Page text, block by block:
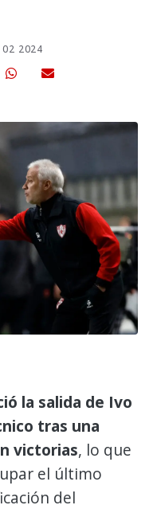
02 2024
la salida de Ivo
tras una
victorias, lo que
el último
del